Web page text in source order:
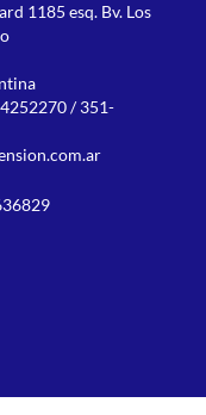
1185 esq. Bv. Los
/ 351-